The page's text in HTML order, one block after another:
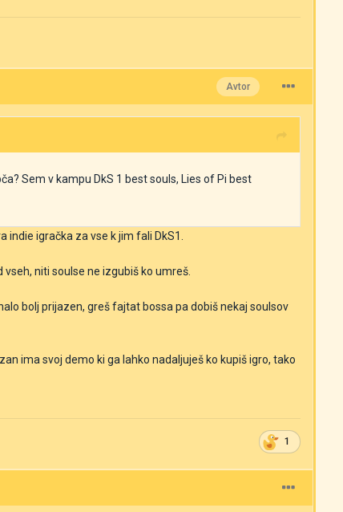
Avtor
Sem v kampu DkS 1 best souls, Lies of Pi best
igračka za vse k jim fali DkS1.
niti soulse ne izgubiš ko umreš.
bolj prijazen, greš fajtat bossa pa dobiš nekaj soulsov
ima svoj demo ki ga lahko nadaljuješ ko kupiš igro, tako
1